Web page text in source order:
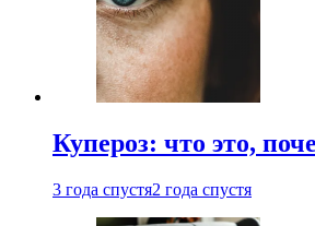
Купероз: что это,
3 года спустя2 года спустя